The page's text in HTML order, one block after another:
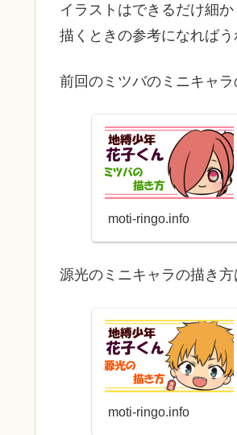
イラストはできるだけ細
描くときの参考になれば
前回のミツバのミニキャラ
moti-ringo.info
源光のミニキャラの描き方
moti-ringo.info